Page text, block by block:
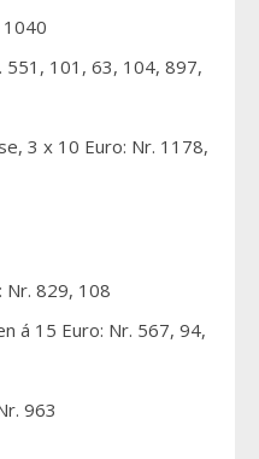
1040
551, 101, 63, 104, 897,
3 x 10 Euro: Nr. 1178,
Nr. 829, 108
á 15 Euro: Nr. 567, 94,
963